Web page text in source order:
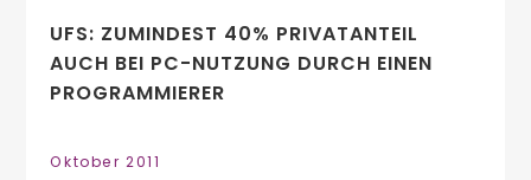
UFS: ZUMINDEST 40% PRIVATANTEIL
AUCH BEI PC-NUTZUNG DURCH EINEN
PROGRAMMIERER
Oktober 2011